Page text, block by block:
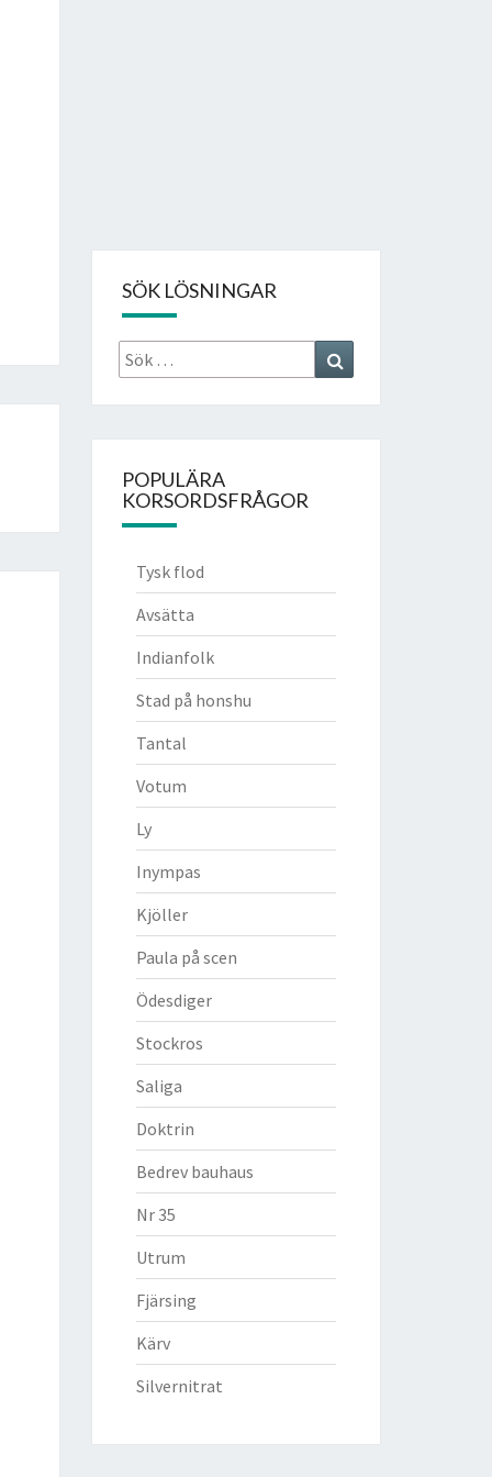
SÖK LÖSNINGAR
Sök
efter:
POPULÄRA
KORSORDSFRÅGOR
Tysk flod
Avsätta
Indianfolk
Stad på honshu
Tantal
Votum
Ly
Inympas
Kjöller
Paula på scen
Ödesdiger
Stockros
Saliga
Doktrin
Bedrev bauhaus
Nr 35
Utrum
Fjärsing
Kärv
Silvernitrat